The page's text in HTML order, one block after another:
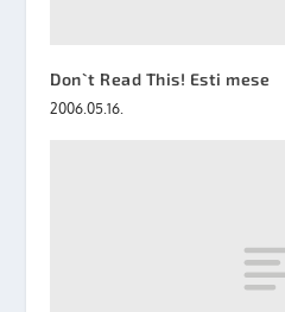
Don`t Read This! Esti mese
2006.05.16.